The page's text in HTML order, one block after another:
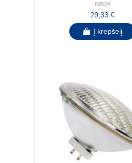
69524
29,33 €
Į krepšelį